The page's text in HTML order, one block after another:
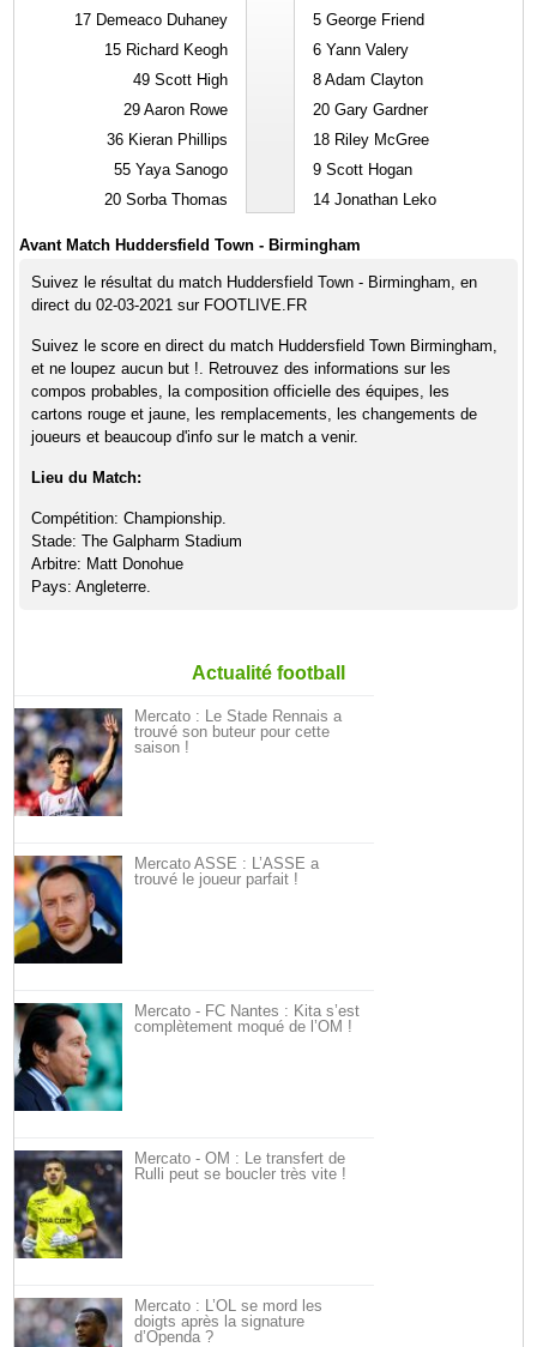
17 Demeaco Duhaney
15 Richard Keogh
49 Scott High
29 Aaron Rowe
36 Kieran Phillips
55 Yaya Sanogo
20 Sorba Thomas
5 George Friend
6 Yann Valery
8 Adam Clayton
20 Gary Gardner
18 Riley McGree
9 Scott Hogan
14 Jonathan Leko
Avant Match Huddersfield Town - Birmingham
Suivez le résultat du match Huddersfield Town - Birmingham, en
direct du 02-03-2021 sur FOOTLIVE.FR
Suivez le score en direct du match Huddersfield Town Birmingham,
et ne loupez aucun but !. Retrouvez des informations sur les
compos probables, la composition officielle des équipes, les
cartons rouge et jaune, les remplacements, les changements de
joueurs et beaucoup d'info sur le match a venir.
Lieu du Match:
Compétition: Championship.
Stade: The Galpharm Stadium
Arbitre: Matt Donohue
Pays: Angleterre.
Actualité football
Mercato : Le Stade Rennais a
trouvé son buteur pour cette
saison !
Mercato ASSE : L’ASSE a
trouvé le joueur parfait !
Mercato - FC Nantes : Kita s’est
complètement moqué de l’OM !
Mercato - OM : Le transfert de
Rulli peut se boucler très vite !
Mercato : L’OL se mord les
doigts après la signature
d’Openda ?